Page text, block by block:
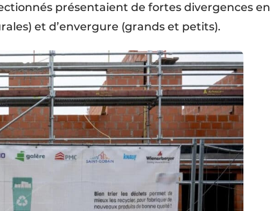
présentaient de fortes divergences en
et d’envergure (grands et petits).